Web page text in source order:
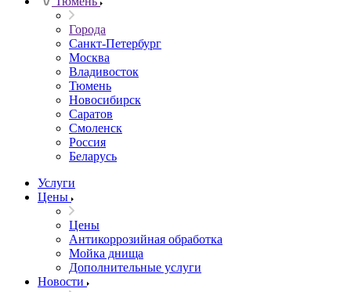
Города
Санкт-Петербург
Москва
Владивосток
Тюмень
Новосибирск
Саратов
Смоленск
Россия
Беларусь
Услуги
Цены
Цены
Антикоррозийная обработка
Мойка днища
Дополнительные услуги
Новости